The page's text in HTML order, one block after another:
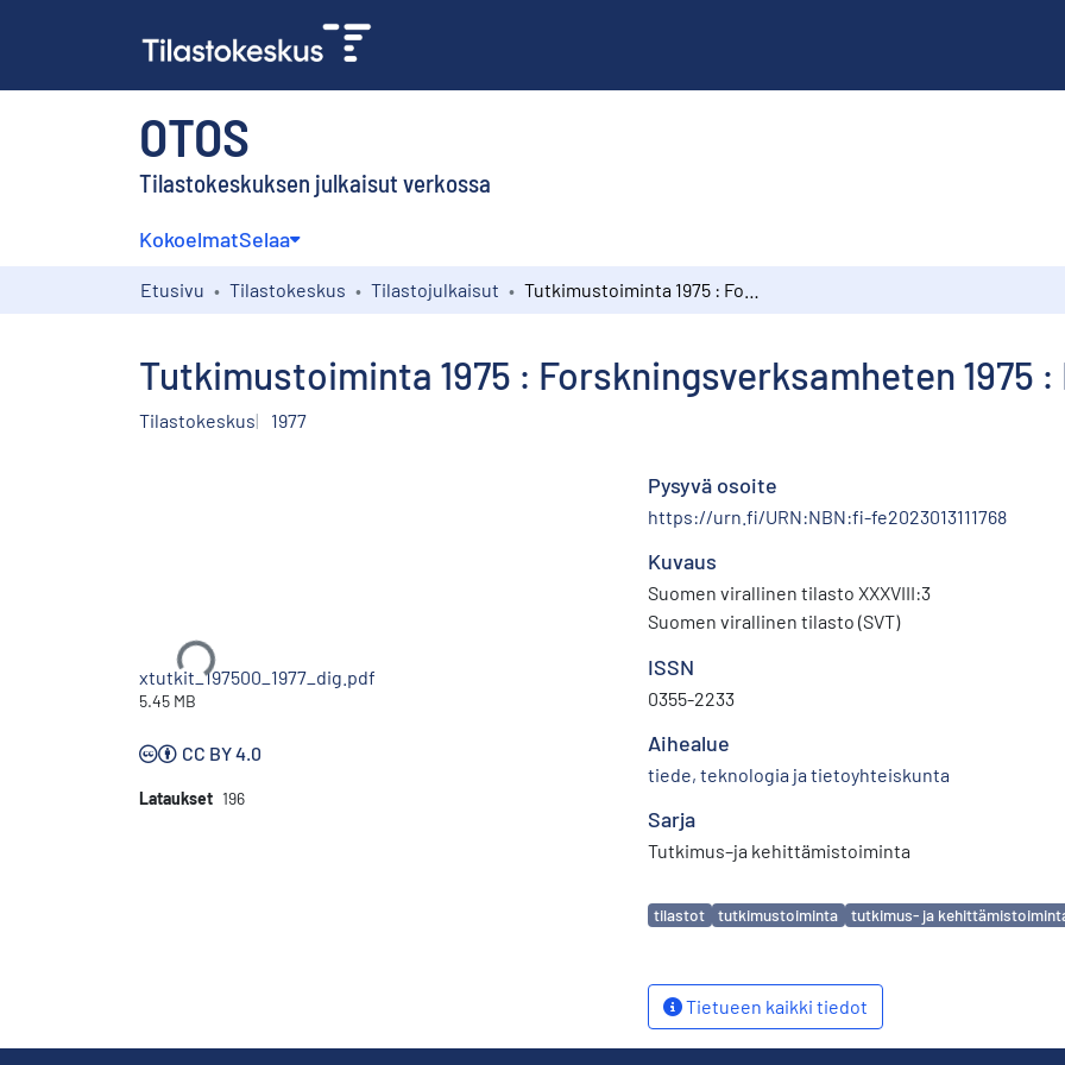
OTOS
Tilastokeskuksen julkaisut verkossa
KokoelmatSelaa
Etusivu Tilastokeskus Tilastojulkaisut
Tutkimustoiminta 1975 : Forskningsverksamheten 1975
Tilastokeskus 1977
Ladataan...
xtutkit_197500_1977_dig.pdf
5.45 MB
CC BY 4.0
Lataukset 196
Pysyvä osoite
https://urn.fi/URN:NBN:fi-fe2023013111768
Kuvaus
Suomen virallinen tilasto XXXVIII:3
Suomen virallinen tilasto (SVT)
ISSN
0355-2233
Aihealue
tiede, teknologia ja tietoyhteiskunta
Sarja
Tutkimus–ja kehittämistoiminta
Avainsanat
tilastot tutkimustoiminta tutkimus- ja
Tietueen kaikki tiedot